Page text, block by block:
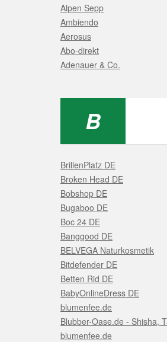
Alpen Sepp
Ambiendo
Aerosus
Abo-direkt
Adenauer & Co.
B
BrillenPlatz DE
Broken Head DE
Bobshop DE
Bugaboo DE
Boc 24 DE
Banggood DE
BELVEGA Naturkosmetik
Bitdefender DE
Betten Rid DE
BabyOnlineDress DE
blumenfee.de
Blubber-Oase.de - Shisha,
blumenfee.de